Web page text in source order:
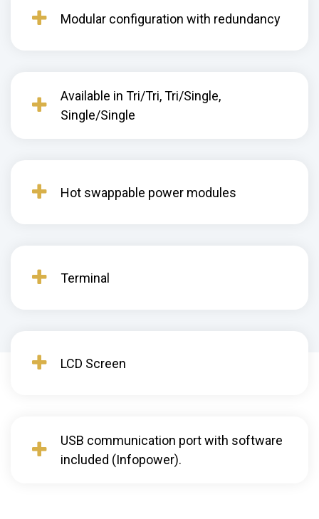
Modular configuration with redundancy
Available in Tri/Tri, Tri/Single,
Single/Single
Hot swappable power modules
Terminal
LCD Screen
USB communication port with software
included (Infopower).